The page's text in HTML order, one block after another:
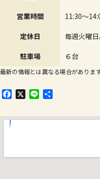
営業時間 11:30～
定休日 毎週火曜日
駐車場 ６台
最新の情報とは異なる場合がありま
F
e
X
L
e